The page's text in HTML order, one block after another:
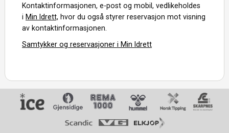
Kontaktinformasjonen, e-post og mobil, vedlikeholdes
i Min Idrett, hvor du også styrer reservasjon mot visning
av kontaktinformasjonen.
Samtykker og reservasjoner i Min Idrett